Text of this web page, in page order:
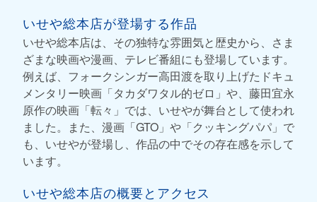
いせや総本店が登場する作品
いせや総本店は、その独特な雰囲気と歴史から、さま
ざまな映画や漫画、テレビ番組にも登場しています。
例えば、フォークシンガー高田渡を取り上げたドキュ
メンタリー映画「タカダワタル的ゼロ」や、藤田宜永
原作の映画「転々」では、いせやが舞台として使われ
ました。また、漫画「GTO」や「クッキングパパ」で
も、いせやが登場し、作品の中でその存在感を示して
います。
いせや総本店の概要とアクセス